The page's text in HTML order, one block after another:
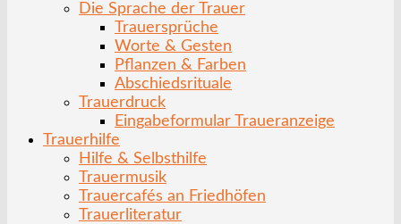
Die Sprache der Trauer
Trauersprüche
Worte & Gesten
Pflanzen & Farben
Abschiedsrituale
Trauerdruck
Eingabeformular Traueranzeige
Trauerhilfe
Hilfe & Selbsthilfe
Trauermusik
Trauercafés an Friedhöfen
Trauerliteratur